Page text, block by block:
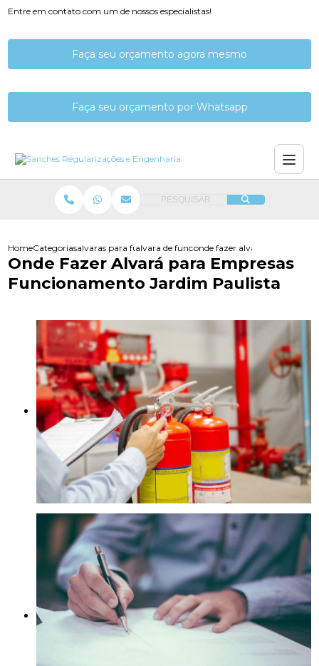
Entre em contato com um de nossos especialistas!
Faça seu orçamento agora mesmo
Faça seu orçamento por Whatsapp
PESQUISAR
HomeCategoriasalvaras para funcionamentoalvara de funcionamento de empresas
onde fazer alvara para
Onde Fazer Alvará para Empresas
Funcionamento Jardim Paulista